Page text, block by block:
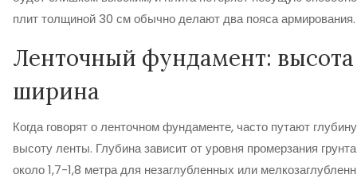
плит толщиной 30 см обычно делают два пояса армирования.
Ленточный фундамент:
ширина
Когда говорят о ленточном фундаменте, часто путают
высоту ленты. Глубина зависит от уровня промерзания
около 1,7-1,8 метра для незаглубленных или